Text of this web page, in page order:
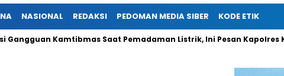
NASIONAL REDAKSI PEDOMAN MEDIA SIBER KODE ETIK
Kamtibmas Saat Pemadaman Listrik, Ini Pesan Kapolres Karimun